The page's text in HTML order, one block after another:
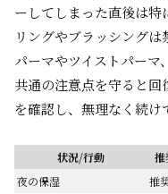
ーしてしまった直後は特
リングやブラッシング
パーマやツイストパーマ
共通の注意点を守ると
を確認し、無理なく続け
状況/行動 推
夜の保湿
推